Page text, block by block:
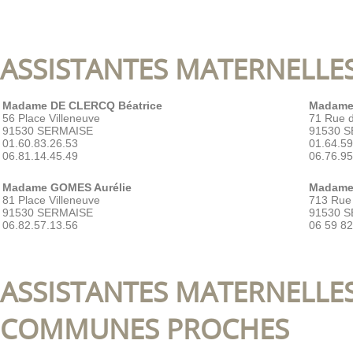
ASSISTANTES
Madame DE CLERCQ Béatrice
56 Place Villeneuve
91530 SERMAISE
01.60.83.26.53
06.81.14.45.49
71 Rue
91530
Madame GOMES Aurélie
81 Place Villeneuve
91530 SERMAISE
06.82.57.13.56
713
91530
06 59
ASSISTANTES
COMMUNES PROCHES